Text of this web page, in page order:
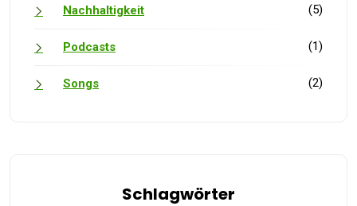
Nachhaltigkeit (5)
Podcasts (1)
Songs (2)
Schlagwörter